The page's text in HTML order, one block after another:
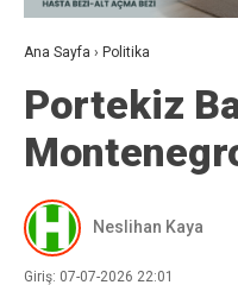
Ana Sayfa › Politika
Portekiz
Neslihan Kaya
Giriş: 07-07-2026 22:01